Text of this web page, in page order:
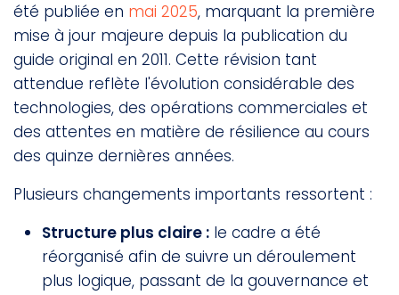
été publiée en mai 2025, marquant la première
mise à jour majeure depuis la publication du
guide original en 2011. Cette révision tant
attendue reflète l'évolution considérable des
technologies, des opérations commerciales et
des attentes en matière de résilience au cours
des quinze dernières années.
Plusieurs changements importants ressortent :
Structure plus claire : le cadre a été
réorganisé afin de suivre un déroulement
plus logique, passant de la gouvernance et